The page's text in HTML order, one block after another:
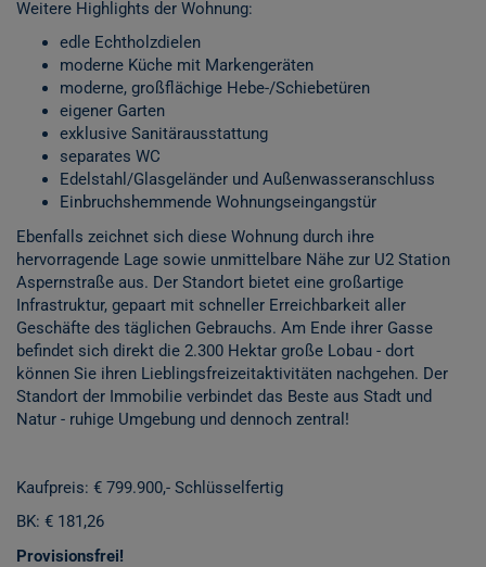
Weitere Highlights der Wohnung:
edle Echtholzdielen
moderne Küche mit Markengeräten
moderne, großflächige Hebe-/Schiebetüren
eigener Garten
exklusive Sanitärausstattung
separates WC
Edelstahl/Glasgeländer und Außenwasseranschluss
Einbruchshemmende Wohnungseingangstür
Ebenfalls zeichnet sich diese Wohnung durch ihre
hervorragende Lage sowie unmittelbare Nähe zur U2 Station
Aspernstraße aus. Der Standort bietet eine großartige
Infrastruktur, gepaart mit schneller Erreichbarkeit aller
Geschäfte des täglichen Gebrauchs. Am Ende ihrer Gasse
befindet sich direkt die 2.300 Hektar große Lobau - dort
können Sie ihren Lieblingsfreizeitaktivitäten nachgehen. Der
Standort der Immobilie verbindet das Beste aus Stadt und
Natur - ruhige Umgebung und dennoch zentral!
Kaufpreis: € 799.900,- Schlüsselfertig
BK: € 181,26
Provisionsfrei!